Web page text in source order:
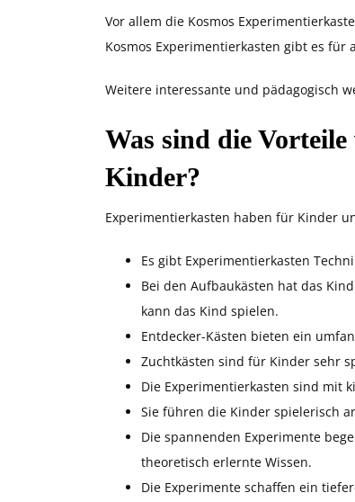
Vor allem die Kosmos
Kosmos Experimentierkasten gibt es für
Weitere interessante und pädagogisch
Was sind die
Kinder?
Experimentierkasten haben für Kinder
Es gibt Experimentierkasten
Bei den Aufbaukästen hat das
kann das Kind spielen.
Entdecker-Kästen bieten ein
Zuchtkästen sind für Kinder sehr
Die Experimentierkasten sind mit
Sie führen die Kinder spielerisch
Die spannenden Experimente
theoretisch erlernte Wissen.
Die Experimente schaffen ein